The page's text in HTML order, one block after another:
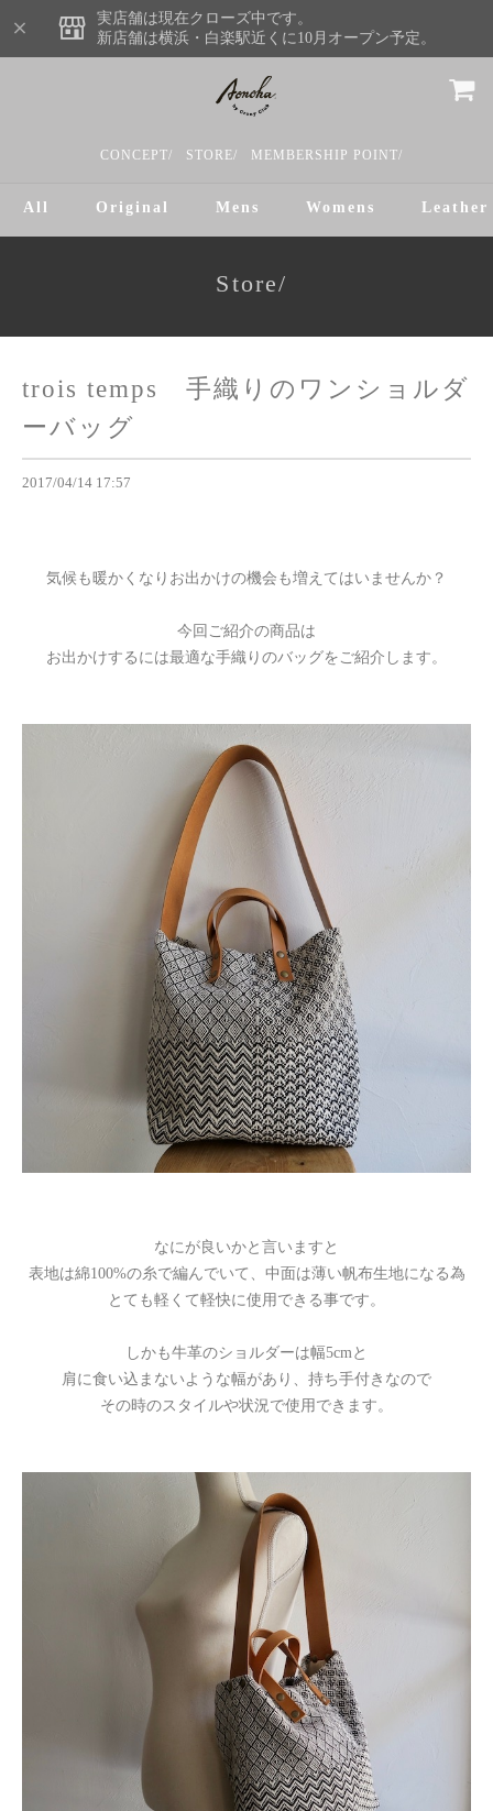
実店舗は現在クローズ中です。
新店舗は横浜・白楽駅近くに10月オープン予定。
CONCEPT/ STORE/ MEMBERSHIP POINT/
All Original Mens Womens Leather
Store/
trois temps 手織りのワンショルダ
ーバッグ
2017/04/14 17:57
気候も暖かくなりお出かけの機会も増えてはいませんか？
今回ご紹介の商品は
お出かけするには最適な手織りのバッグをご紹介します。
なにが良いかと言いますと
表地は綿100%の糸で編んでいて、中面は薄い帆布生地になる為
とても軽くて軽快に使用できる事です。
しかも牛革のショルダーは幅5cmと
肩に食い込まないような幅があり、持ち手付きなので
その時のスタイルや状況で使用できます。